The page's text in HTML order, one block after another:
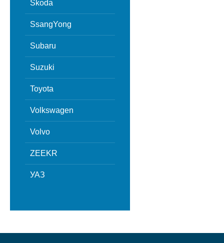
Skoda
SsangYong
Subaru
Suzuki
Toyota
Volkswagen
Volvo
ZEEKR
УАЗ